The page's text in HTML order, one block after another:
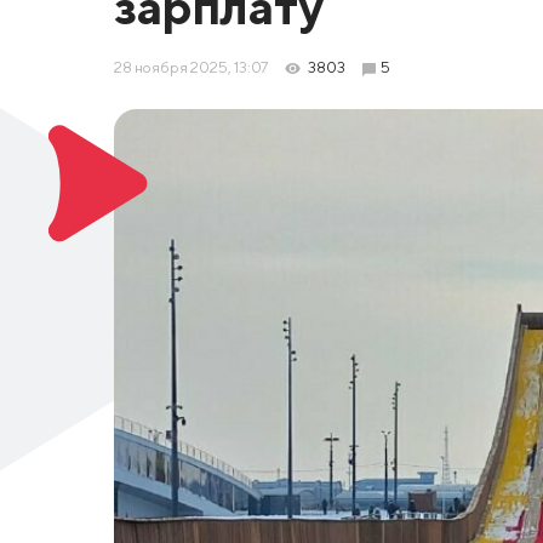
28 ноября 2025, 13:07 3803 5